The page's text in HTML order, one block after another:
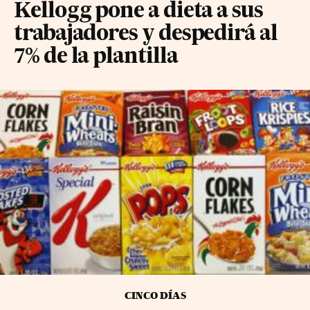
Kellogg pone a dieta a sus
trabajadores y despedirá al
7% de la plantilla
CINCO DÍAS